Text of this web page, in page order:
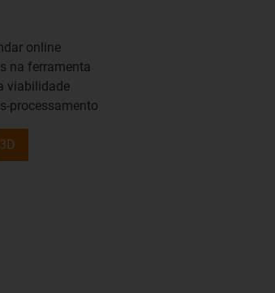
online
na ferramenta
viabilidade
processamento